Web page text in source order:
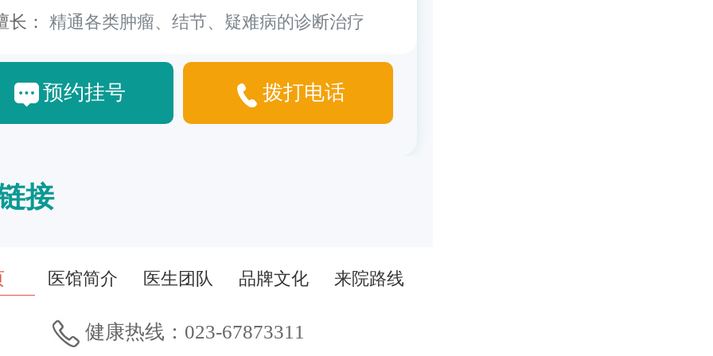
长： 精通各类肿瘤、结节、疑难病的诊断治疗
预约挂号 拨打电话
接
医馆简介 医生团队 品牌文化 来院路线
健康热线：023-67873311